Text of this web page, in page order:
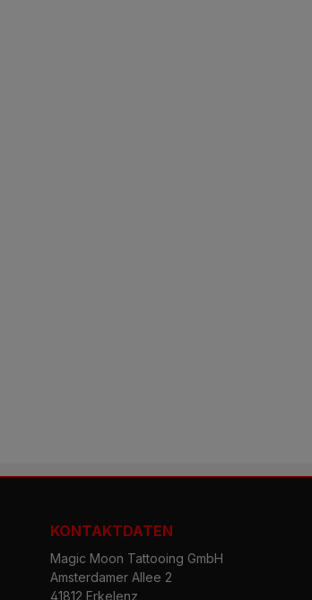
KONTAKTDATEN
Magic Moon Tattooing GmbH
Amsterdamer Allee 2
41812 Erkelenz